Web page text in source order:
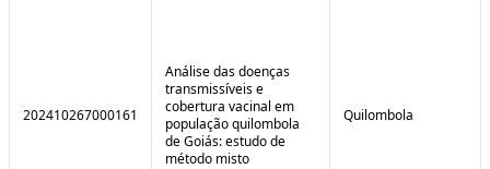
202410267000161
Análise das doenças
transmissíveis e
cobertura vacinal em
população quilombola
de Goiás: estudo de
método misto
Quilombola